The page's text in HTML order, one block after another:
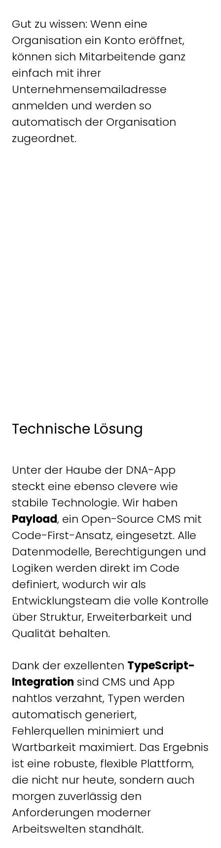
Gut zu wissen: Wenn eine
Organisation ein Konto eröffnet,
können sich Mitarbeitende ganz
einfach mit ihrer
Unternehmensemailadresse
anmelden und werden so
automatisch der Organisation
zugeordnet.
Technische Lösung
Unter der Haube der DNA-App
steckt eine ebenso clevere wie
stabile Technologie. Wir haben
Payload, ein Open-Source CMS mit
Code-First-Ansatz, eingesetzt. Alle
Datenmodelle, Berechtigungen und
Logiken werden direkt im Code
definiert, wodurch wir als
Entwicklungsteam die volle Kontrolle
über Struktur, Erweiterbarkeit und
Qualität behalten.
Dank der exzellenten TypeScript-
Integration sind CMS und App
nahtlos verzahnt, Typen werden
automatisch generiert,
Fehlerquellen minimiert und
Wartbarkeit maximiert. Das Ergebnis
ist eine robuste, flexible Plattform,
die nicht nur heute, sondern auch
morgen zuverlässig den
Anforderungen moderner
Arbeitswelten standhält.